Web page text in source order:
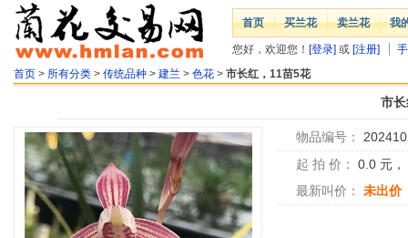
首页 买兰花 卖兰花 我
您好，欢迎您！ [登录] 或 [注册]
首页 > 所有分类 > 传统品种 > 建兰 > 色花 > 市长红，11苗5花
市
物品编号：
起 拍 价：
0.0 元，
最新叫价：
未出价